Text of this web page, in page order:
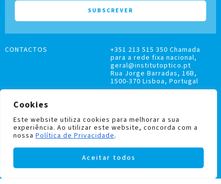
Cookies
Este website utiliza cookies para melhorar a sua
experiência. Ao utilizar este website, concorda com a
nossa Política de Privacidade.
Aceitar todos
LIVRO DE RECLAMAÇÕES
POLÍTICA DE PRIVACIDADE E COOKIES
CONTACTOS
+351 213 515 350 Chamada
para a rede fixa nacional,
geral@institutoptico.pt
Rua Jorge Barradas, 16B,
1500-370 Lisboa, Portugal